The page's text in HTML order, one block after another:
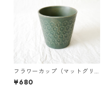
フラワーカップ（マットグリ
ーン）
¥680